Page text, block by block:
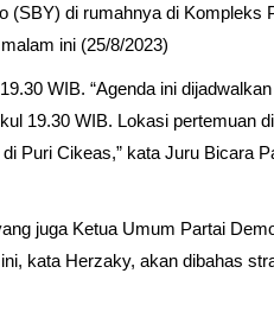
(SBY) di rumahnya di Kompleks
ini (25/8/2023)
WIB. “Agenda ini
19.30 WIB. Lokasi pertemuan
Puri Cikeas,” kata Juru Bicara
juga Ketua Umum Partai
kata Herzaky, akan dibahas